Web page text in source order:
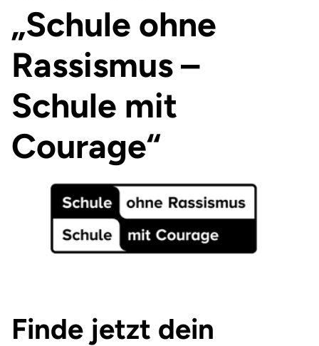
Sehr gute Verkehrsanbindung (Bus, Bahn, Auto)
Schüler:innen.
„Schule ohne
Rassismus –
Schule mit
Courage“
Finde jetzt dein